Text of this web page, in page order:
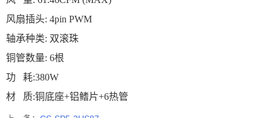
风扇插头: 4pin PWM
轴承种类: 双滚珠
铜管数量: 6根
功 耗:380W
材 质:铜底座+铝鳍片+6热管